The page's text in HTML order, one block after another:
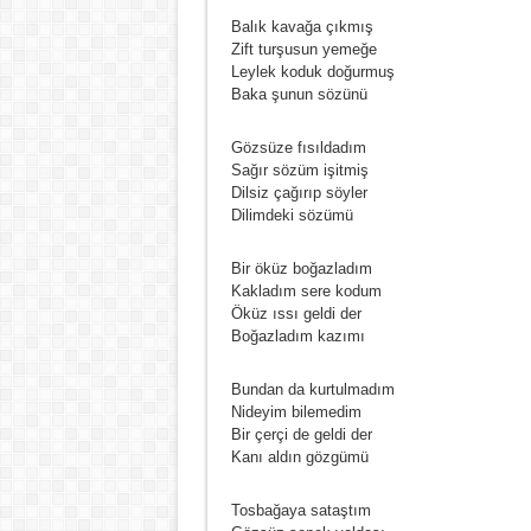
Balık kavağa çıkmış
Zift turşusun yemeğe
Leylek koduk doğurmuş
Baka şunun sözünü
Gözsüze fısıldadım
Sağır sözüm işitmiş
Dilsiz çağırıp söyler
Dilimdeki sözümü
Bir öküz boğazladım
Kakladım sere kodum
Öküz ıssı geldi der
Boğazladım kazımı
Bundan da kurtulmadım
Nideyim bilemedim
Bir çerçi de geldi der
Kanı aldın gözgümü
Tosbağaya sataştım